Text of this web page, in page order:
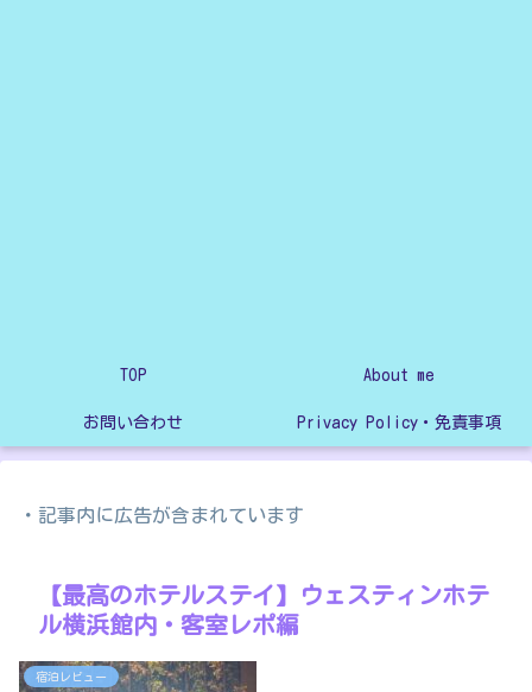
TOP About me
お問い合わせ Privacy Policy・免責事項
・記事内に広告が含まれています
【最高のホテルステイ】ウェスティンホテ
ル横浜館内・客室レポ編
宿泊レビュー